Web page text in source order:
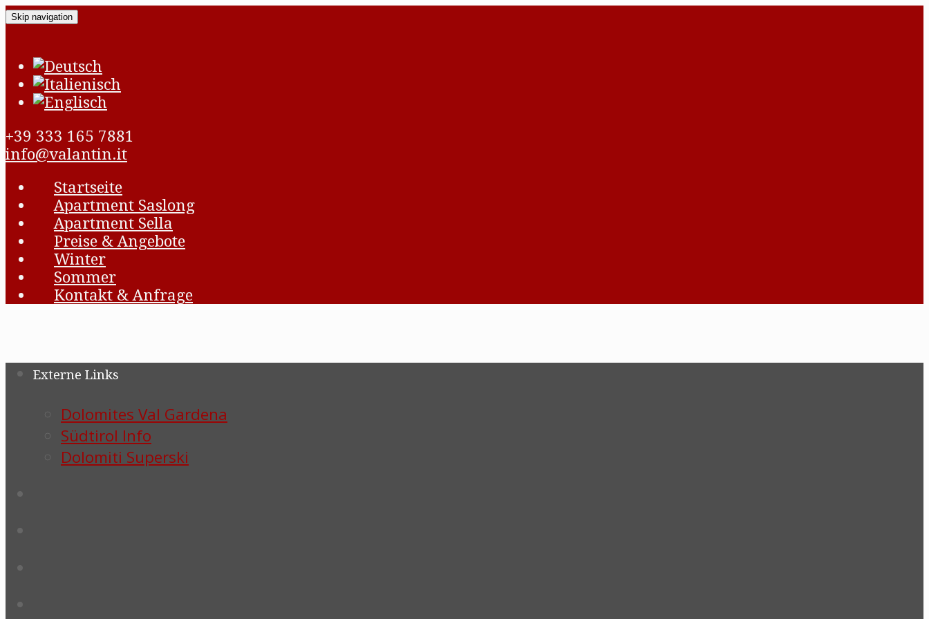
Skip navigation
+39 333 165 7881
info@valantin.it
Startseite
Apartment Saslong
Apartment Sella
Preise & Angebote
Winter
Sommer
Kontakt & Anfrage
Externe Links
Dolomites Val Gardena
Südtirol Info
Dolomiti Superski